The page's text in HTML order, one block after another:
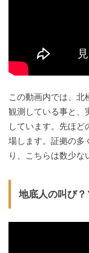
この動画内では、北
観測している事と、
しています。先ほ
場します。証拠の多
り、こちらは数少な
地底人の叫び